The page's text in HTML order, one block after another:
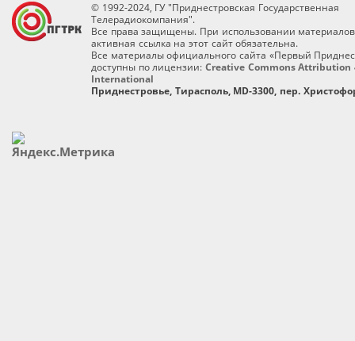
© 1992-2024, ГУ "Приднестровская Государственная
Телерадиокомпания".
Все права защищены. При использовании
активная ссылка на этот сайт обязательна.
Все материалы официального сайта «Первый
доступны по лицензии: Creative Commons Attribution
International
Приднестровье, Тирасполь, MD-3300, пер.